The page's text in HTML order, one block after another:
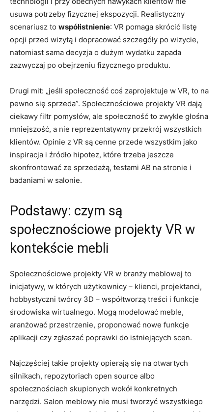
usuwa potrzeby fizycznej ekspozycji. Realistyczny
scenariusz to współistnienie: VR pomaga skrócić listę
opcji przed wizytą i dopracować szczegóły po wizycie,
natomiast sama decyzja o dużym wydatku zapada
zazwyczaj po obejrzeniu fizycznego produktu.
Drugi mit: „jeśli społeczność coś zaprojektuje w VR, to na
pewno się sprzeda”. Społecznościowe projekty VR dają
ciekawy filtr pomysłów, ale społeczność to zwykle głośna
mniejszość, a nie reprezentatywny przekrój wszystkich
klientów. Opinie z VR są cenne przede wszystkim jako
inspiracja i źródło hipotez, które trzeba jeszcze
skonfrontować ze sprzedażą, testami AB na stronie i
badaniami w salonie.
Podstawy: czym są
społecznościowe projekty VR w
kontekście mebli
Społecznościowe projekty VR w branży meblowej to
inicjatywy, w których użytkownicy – klienci, projektanci,
hobbystyczni twórcy 3D – współtworzą treści i funkcje
środowiska wirtualnego. Mogą modelować meble,
aranżować przestrzenie, proponować nowe funkcje
aplikacji czy zgłaszać poprawki do istniejących scen.
Najczęściej takie projekty opierają się na otwartych
silnikach, repozytoriach open source albo
społecznościach skupionych wokół konkretnych
narzędzi. Salon meblowy nie musi tworzyć wszystkiego